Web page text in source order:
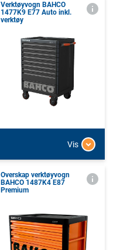
Verktøyvogn BAHCO
1477K9 E77 Auto inkl.
verktøy
Vis
Overskap verktøyvogn
BAHCO 1487K4 E87
Premium